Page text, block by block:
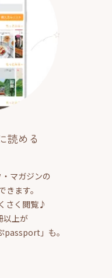
読める
マガジンの
ます。
さく閲覧♪
以上が
passport」も。